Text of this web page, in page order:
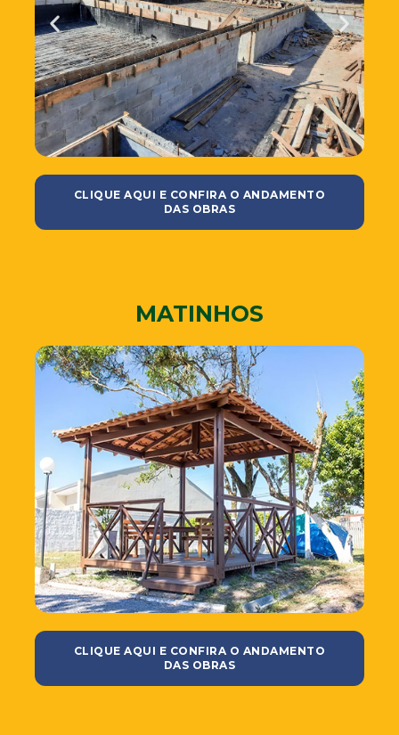
CLIQUE AQUI E CONFIRA O ANDAMENTO
DAS OBRAS
MATINHOS
CLIQUE AQUI E CONFIRA O ANDAMENTO
DAS OBRAS